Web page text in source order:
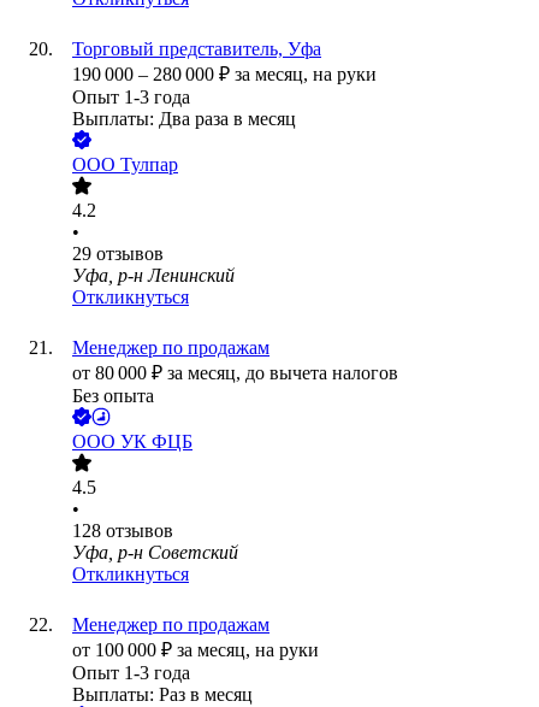
Торговый представитель, Уфа
190 000 – 280 000 ₽ за месяц, на руки
Опыт 1-3 года
Выплаты: Два раза в месяц
ООО Тулпар
4.2
•
29 отзывов
Уфа, р-н Ленинский
Откликнуться
Менеджер по продажам
от 80 000 ₽ за месяц, до вычета налогов
Без опыта
ООО УК ФЦБ
4.5
•
128 отзывов
Уфа, р-н Советский
Откликнуться
Менеджер по продажам
от 100 000 ₽ за месяц, на руки
Опыт 1-3 года
Выплаты: Раз в месяц